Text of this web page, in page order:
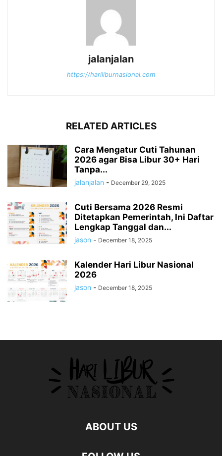
jalanjalan
https://hariliburnasional.com
RELATED ARTICLES
Cara Mengatur Cuti Tahunan
2026 agar Bisa Libur 30+ Hari
Tanpa...
jalanjalan - December 29, 2025
Cuti Bersama 2026 Resmi
Ditetapkan Pemerintah, Ini Daftar
Lengkap Tanggal dan...
jason - December 18, 2025
Kalender Hari Libur Nasional
2026
jason - December 18, 2025
ABOUT US